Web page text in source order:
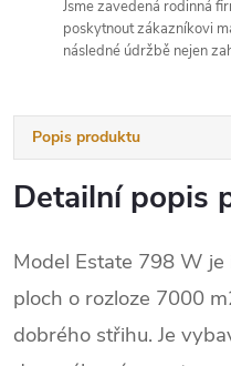
Jsme zavedená rodinná
poskytnout zákazníkovi
následné údržbě nejen
Popis produktu
Detailní popis
Model Estate 798 W
ploch o rozloze 7000
dobrého střihu. Je